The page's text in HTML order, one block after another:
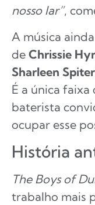
nosso lar”,
A música
de Chrissie
Sharleen
É a única
baterista
ocupar esse
História
The Boys of
trabalho mais